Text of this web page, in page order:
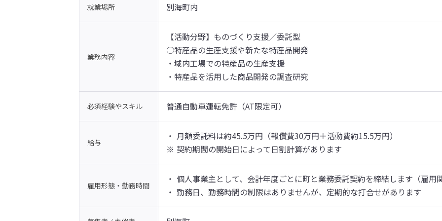
就業場所 別海町内
業務内容
【活動分野】ものづくり支援／委託型
○特産品の生産支援や新たな特産品開発
・域内工場での特産品の生産支援
・特産品を活用した商品開発の調査研究
必須経験やスキル 普通自動車運転免許（AT限定可）
給与
・ 月額委託料は約45.5万円（報償費30万円＋活動費約15.5万円）
※ 契約期間の開始日によって日割計算があります
雇用形態・勤務時間
・ 個人事業主として、会計年度ごとに町と業務委託契約を締結します（雇用
・ 勤務日、勤務時間の制限はありませんが、定期的な打合せがあります